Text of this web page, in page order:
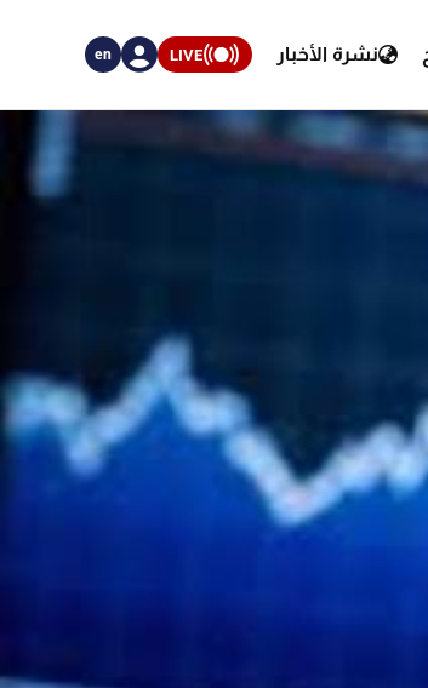
نشرة الأخبار LIVE
en